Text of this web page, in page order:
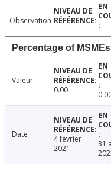
Observation
Percentage of
Valeur
0.00
Date
4 février
2021
31